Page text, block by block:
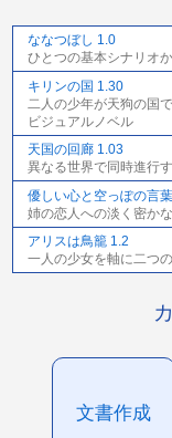
ななつぼし 1.0
ひとつの基本シナリオ
キリンの国 1.30
二人の少年が天狗の国
ビジュアルノベル
天国の回廊 1.03
異なる世界で同時進行
優しい心と空っぽの言
姉の恋人への淡く密か
アリスは鳥籠 1.2
一人の少女を軸に二つ
文書作成